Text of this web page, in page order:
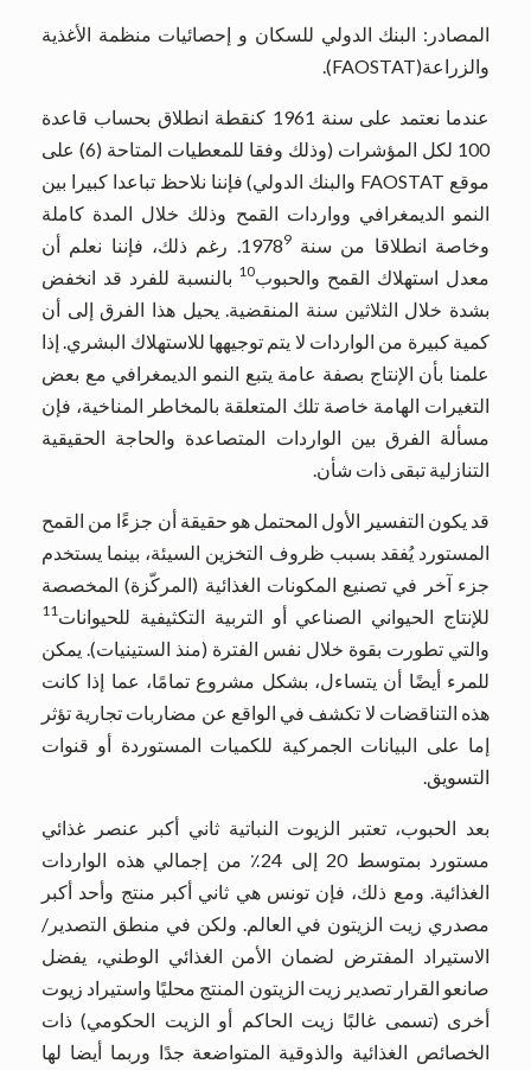
المصادر: البنك الدولي للسكان و إحصائيات منظمة الأغذية
والزراعة(FAOSTAT).
عندما نعتمد على سنة 1961 كنقطة انطلاق بحساب قاعدة
100 لكل المؤشرات (وذلك وفقا للمعطيات المتاحة (6) على
موقع FAOSTAT والبنك الدولي) فإننا نلاحظ تباعدا كبيرا بين
النمو الديمغرافي وواردات القمح وذلك خلال المدة كاملة
وخاصة انطلاقا من سنة 19789
. رغم ذلك، فإننا نعلم أن
معدل استهلاك القمح والحبوب10 بالنسبة للفرد قد انخفض
بشدة خلال الثلاثين سنة المنقضية. يحيل هذا الفرق إلى أن
كمية كبيرة من الواردات لا يتم توجيهها للاستهلاك البشري. إذا
علمنا بأن الإنتاج بصفة عامة يتبع النمو الديمغرافي مع بعض
التغيرات الهامة خاصة تلك المتعلقة بالمخاطر المناخية، فإن
مسألة الفرق بين الواردات المتصاعدة والحاجة الحقيقية
التنازلية تبقى ذات شأن.
قد يكون التفسير الأول المحتمل هو حقيقة أن جزءًا من القمح
المستورد يُفقد بسبب ظروف التخزين السيئة، بينما يستخدم
جزء آخر في تصنيع المكونات الغذائية (المركّزة) المخصصة
للإنتاج الحيواني الصناعي أو التربية التكثيفية للحيوانات11
والتي تطورت بقوة خلال نفس الفترة (منذ الستينيات). يمكن
للمرء أيضًا أن يتساءل، بشكل مشروع تمامًا، عما إذا كانت
هذه التناقضات لا تكشف في الواقع عن مضاربات تجارية تؤثر
إما على البيانات الجمركية للكميات المستوردة أو قنوات
التسويق.
بعد الحبوب، تعتبر الزيوت النباتية ثاني أكبر عنصر غذائي
مستورد بمتوسط ​​20 إلى 24٪ من إجمالي هذه الواردات
الغذائية. ومع ذلك، فإن تونس هي ثاني أكبر منتج وأحد أكبر
مصدري زيت الزيتون في العالم. ولكن في منطق التصدير/
الاستيراد المفترض لضمان الأمن الغذائي الوطني، يفضل
صانعو القرار تصدير زيت الزيتون المنتج محليًا واستيراد زيوت
أخرى (تسمى غالبًا زيت الحاكم أو الزيت الحكومي) ذات
الخصائص الغذائية والذوقية المتواضعة جدًا وربما أيضا لها